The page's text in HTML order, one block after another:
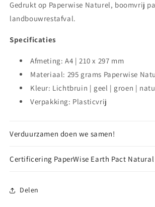
Gedrukt op Paperwise Naturel, boomvrij
landbouwrestafval.
Specificaties
Afmeting: A4 | 210 x 297 mm
Materiaal: 295 grams Paperwise
Kleur: Lichtbruin | geel | groen |
Verpakking: Plasticvrij
Verduurzamen doen we samen!
Certificering PaperWise Earth Pact Natural
Delen